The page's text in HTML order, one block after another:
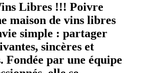
Libres !!! Poivre
maison de vins libres
simple : partager
sincères et
Fondée par une équipe